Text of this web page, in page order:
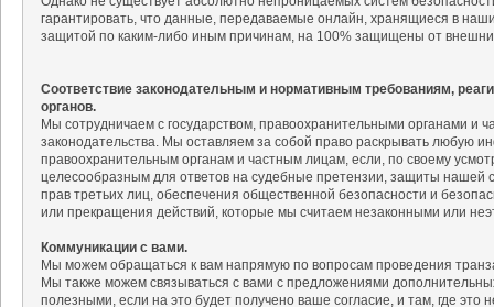
гарантировать, что данные, передаваемые онлайн, хранящиеся в
защитой по каким-либо иным причинам, на 100% защищены от
Соответствие законодательным и нормативным требованиям,
органов.
Мы сотрудничаем с государством, правоохранительными органами и
законодательства. Мы оставляем за собой право раскрывать любую
правоохранительным органам и частным лицам, если, по своему
целесообразным для ответов на судебные претензии, защиты нашей
прав третьих лиц, обеспечения общественной безопасности и
или прекращения действий, которые мы считаем незаконными или
Коммуникации с вами.
Мы можем обращаться к вам напрямую по вопросам проведения
Мы также можем связываться с вами с предложениями
полезными, если на это будет получено ваше согласие, и там, где это